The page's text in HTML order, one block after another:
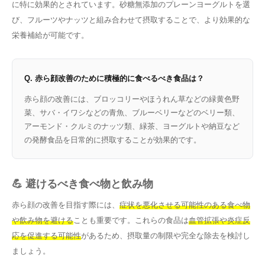
に特に効果的とされています。砂糖無添加のプレーンヨーグルトを選
び、フルーツやナッツと組み合わせて摂取することで、より効果的な
栄養補給が可能です。
Q. 赤ら顔改善のために積極的に食べるべき食品は？
赤ら顔の改善には、ブロッコリーやほうれん草などの緑黄色野
菜、サバ・イワシなどの青魚、ブルーベリーなどのベリー類、
アーモンド・クルミのナッツ類、緑茶、ヨーグルトや納豆など
の発酵食品を日常的に摂取することが効果的です。
💪 避けるべき食べ物と飲み物
赤ら顔の改善を目指す際には、 症状を悪化させる可能性のある食べ物
や飲み物を避ける ことも重要です。これらの食品は血管拡張や炎症反
応を促進する可能性があるため、摂取量の制限や完全な除去を検討し
ましょう。